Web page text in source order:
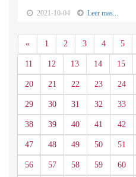
2021-10-04 Leer mas...
«Anterior
1 2 3 4 5
11 12 13 14 15
20 21 22 23 24
29 30 31 32 33
38 39 40 41 42
47 48 49 50 51
56 57 58 59 60